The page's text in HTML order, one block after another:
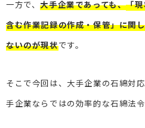
一方で、大手企業であっても、「
含む作業記録の作成・保管」に関
ないのが現状です。
そこで今回は、大手企業の石綿対
手企業ならではの効率的な石綿法